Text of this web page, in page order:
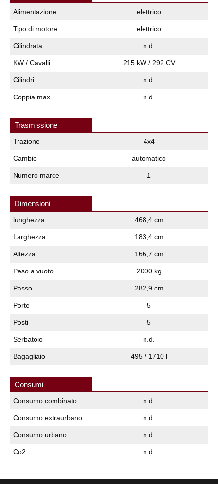
Alimentazione elettrico
Tipo di motore elettrico
Cilindrata n.d.
KW / Cavalli 215 kW / 292 CV
Cilindri n.d.
Coppia max n.d.
Trasmissione
Trazione 4x4
Cambio automatico
Numero marce 1
Dimensioni
lunghezza 468,4 cm
Larghezza 183,4 cm
Altezza 166,7 cm
Peso a vuoto 2090 kg
Passo 282,9 cm
Porte 5
Posti 5
Serbatoio n.d.
Bagagliaio 495 / 1710 l
Consumi
Consumo combinato n.d.
Consumo extraurbano n.d.
Consumo urbano n.d.
Co2 n.d.